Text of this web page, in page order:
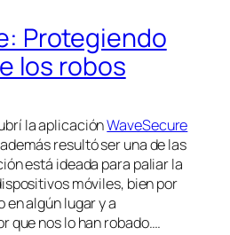
Protegiendo
los robos
la aplicaciónWaveSecure
resultó ser una de las
está ideada para paliar la
móviles, bien por
en algún lugar y a
que nos lo han robado….